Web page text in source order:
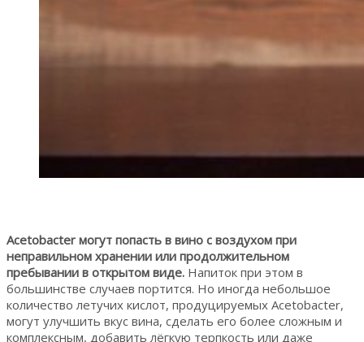
Acetobacter могут попасть в вино с воздухом при
неправильном хранении или продолжительном
пребывании в открытом виде. Напиток при этом в
большинстве случаев портится. Но иногда небольшое
количество летучих кислот, продуцируемых Acetobacter,
могут улучшить вкус вина, сделать его более сложным и
комплексным, добавить лёгкую терпкость или даже